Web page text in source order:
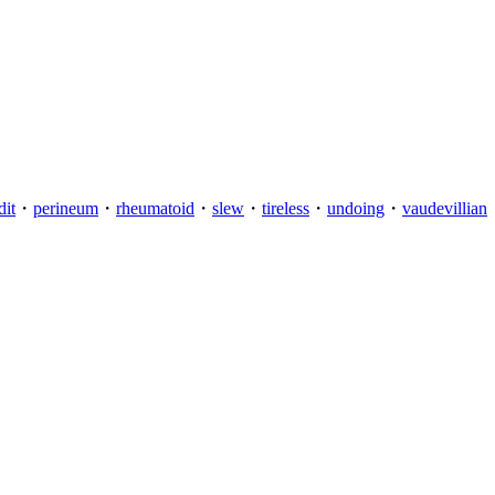
・ perineum ・ rheumatoid ・ slew ・ tireless ・ undoing ・ vaudevillian